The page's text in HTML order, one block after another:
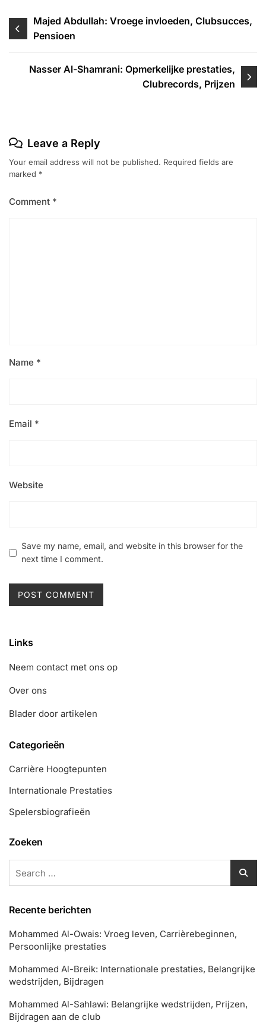
Post
navigation
Majed Abdullah: Vroege invloeden, Clubsucces,
Pensioen
Nasser Al-Shamrani: Opmerkelijke prestaties,
Clubrecords, Prijzen
Leave a Reply
Your email address will not be published. Required fields are
marked *
Comment *
Name *
Email *
Website
Save my name, email, and website in this browser for the
next time I comment.
Links
Neem contact met ons op
Over ons
Blader door artikelen
Categorieën
Carrière Hoogtepunten
Internationale Prestaties
Spelersbiografieën
Zoeken
for:
Recente berichten
Mohammed Al-Owais: Vroeg leven, Carrièrebeginnen,
Persoonlijke prestaties
Mohammed Al-Breik: Internationale prestaties, Belangrijke
wedstrijden, Bijdragen
Mohammed Al-Sahlawi: Belangrijke wedstrijden, Prijzen,
Bijdragen aan de club